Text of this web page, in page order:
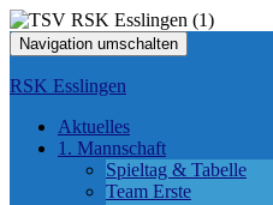
Navigation umschalten
RSK Esslingen
Aktuelles
1. Mannschaft
Spieltag & Tabelle
Team Erste